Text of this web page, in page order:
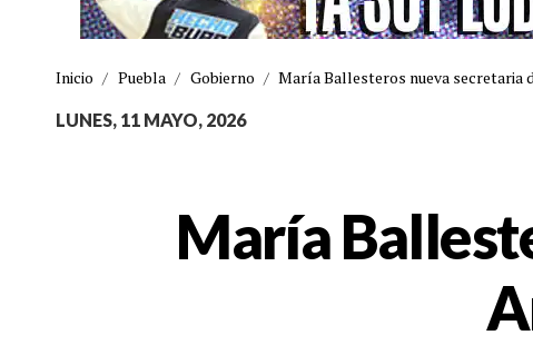
Inicio / Puebla / Gobierno / María Ballesteros nueva secretaria
LUNES, 11 MAYO, 2026
María